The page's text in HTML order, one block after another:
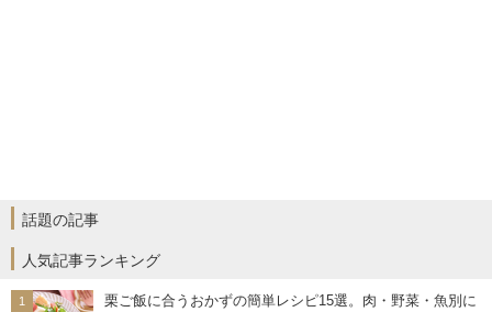
話題の記事
人気記事ランキング
栗ご飯に合うおかずの簡単レシピ15選。肉・野菜・魚別に